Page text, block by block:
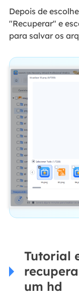
Depois de
"Recuperar" e
para salvar os
Tutorial
um hd